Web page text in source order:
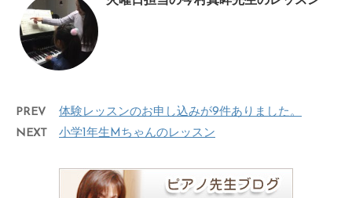
PREV
体験レッスンのお申し込みが9件ありました。
NEXT
小学1年生Mちゃんのレッスン